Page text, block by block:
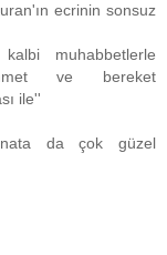
ecrinin sonsuz
muhabbetlerle
ve bereket
ile''
da çok güzel